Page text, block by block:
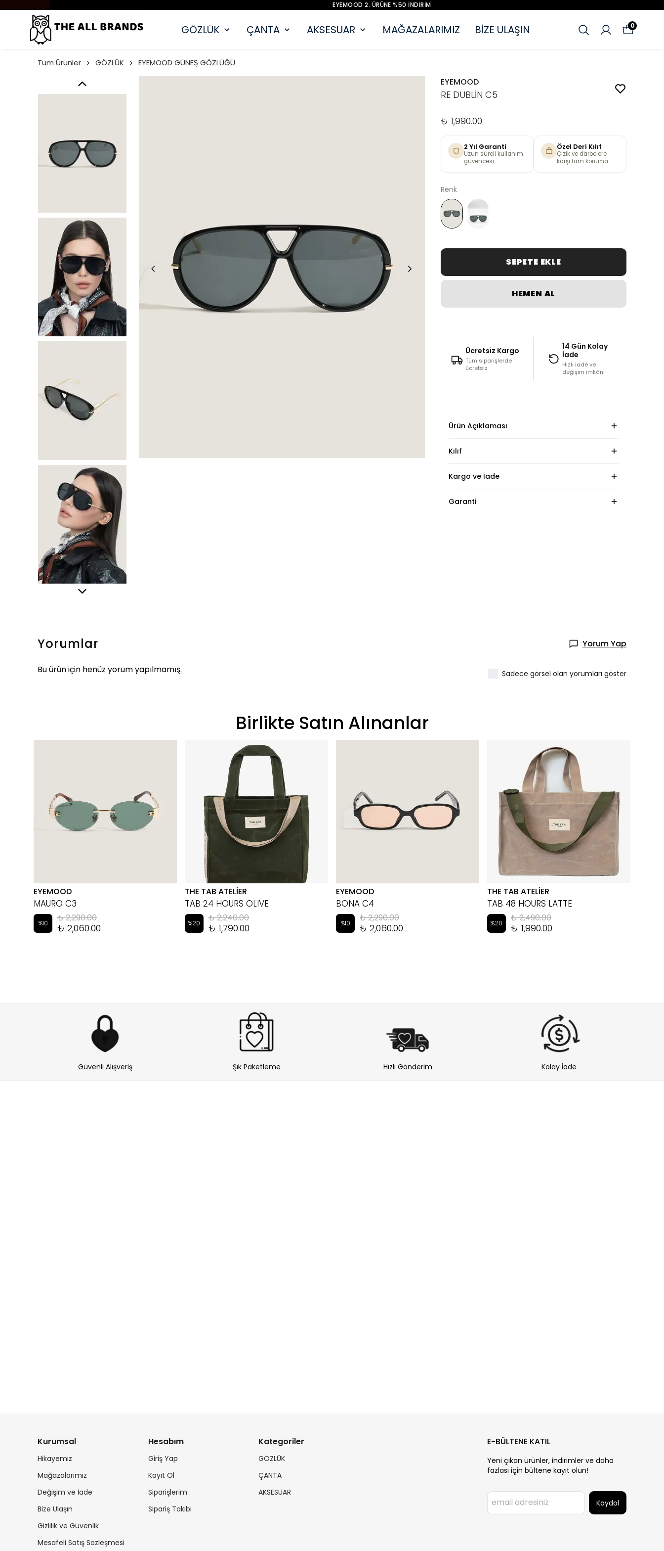
EYEMOOD 2. ÜRÜNE %50 İNDİRİM
GÖZLÜK ÇANTA AKSESUAR MAĞAZALARIMIZ BİZE ULAŞIN 0
Tüm Ürünler GÖZLÜK EYEMOOD GÜNEŞ GÖZLÜĞÜ
EYEMOOD
RE DUBLİN C5
₺ 1,990.00
2 Yıl Garanti
Uzun süreli kullanım
güvencesi
Özel Deri Kılıf
Çizik ve darbelere
karşı tam koruma
Renk
SEPETE EKLE
HEMEN AL
Ücretsiz Kargo
Tüm siparişlerde
ücretsiz
14 Gün Kolay
İade
Hızlı iade ve
değişim imkânı
Ürün Açıklaması
Kılıf
Kargo ve İade
Garanti
Yorumlar Yorum Yap
Bu ürün için henüz yorum yapılmamış. Sadece görsel olan yorumları göster
Birlikte Satın Alınanlar
EYEMOOD
MAURO C3
%10 ₺ 2,290.00
₺ 2,060.00
THE TAB ATELİER
TAB 24 HOURS OLIVE
%20 ₺ 2,240.00
₺ 1,790.00
EYEMOOD
BONA C4
%10 ₺ 2,290.00
₺ 2,060.00
THE TAB ATELİER
TAB 48 HOURS LATTE
%20 ₺ 2,490.00
₺ 1,990.00
Güvenli Alışveriş Şık Paketleme Hızlı Gönderim Kolay İade
Kurumsal
Hikayemiz
Mağazalarımız
Değişim ve İade
Bize Ulaşın
Gizlilik ve Güvenlik
Mesafeli Satış Sözleşmesi
Hesabım
Giriş Yap
Kayıt Ol
Siparişlerim
Sipariş Takibi
Kategoriler
GÖZLÜK
ÇANTA
AKSESUAR
E-BÜLTENE KATIL
Yeni çıkan ürünler, indirimler ve daha
fazlası için bültene kayıt olun!
Kaydol